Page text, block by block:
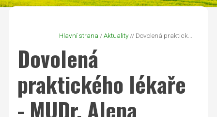
Hlavní strana /Aktuality// Dovolená praktick...
Dovolená
praktického lékaře
- MUDr. Alena